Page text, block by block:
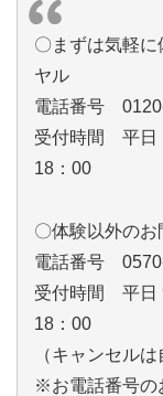
〇まずは気軽
ヤル
電話番号
受付時間 平日
18：00
〇体験以外のお
電話番号
受付時間 平日
18：00
（キャンセル
※お電話番号の